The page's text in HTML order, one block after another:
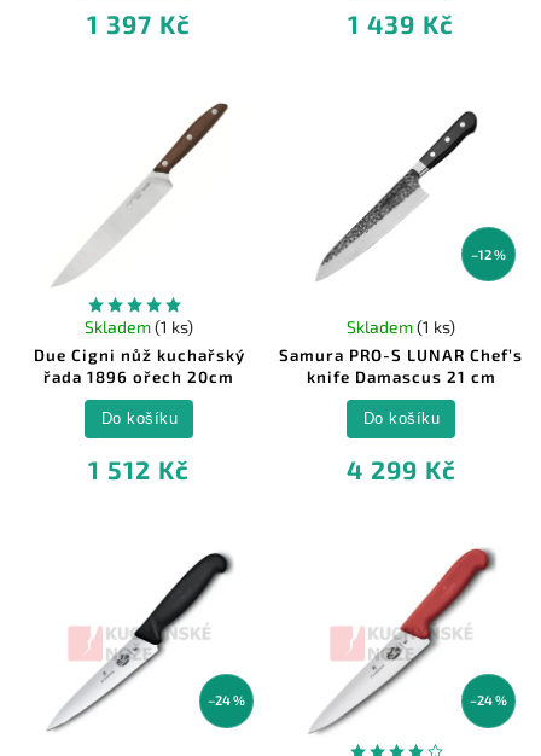
1 397 Kč 1 439 Kč
Due Cigni nůž kuchařský
řada 1896 ořech 20cm
Skladem(1 ks)
1 512 Kč
Do košíku
–12 %
Samura PRO-S LUNAR Chef’s
knife Damascus 21 cm
Skladem(1 ks)
4 299 Kč
Do košíku
–24 % –24 %